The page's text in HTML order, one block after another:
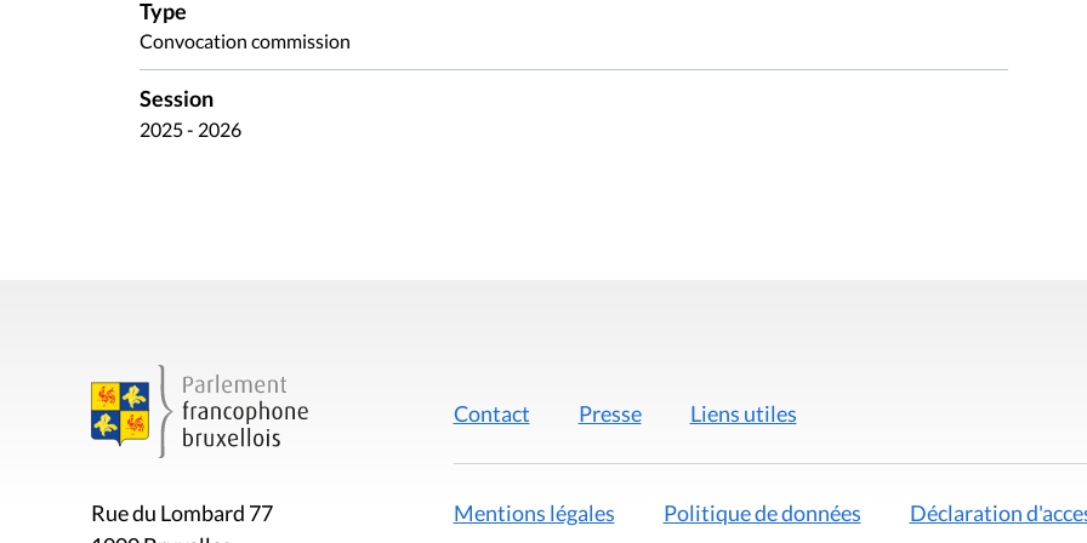
Type
Convocation commission
Session
2025 - 2026
Rue du Lombard 77
Contact Presse Liens utiles
Mentions légales Politique de données Déclaration